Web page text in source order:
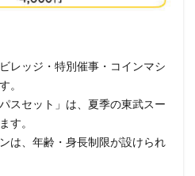
レッジ・特別催事・コインマシ
。
スセット」は、夏季の東武スー
す。
は、年齢・身長制限が設けられ